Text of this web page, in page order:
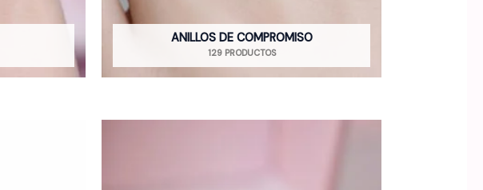
ANILLOS DE COMPROMISO
129 PRODUCTOS